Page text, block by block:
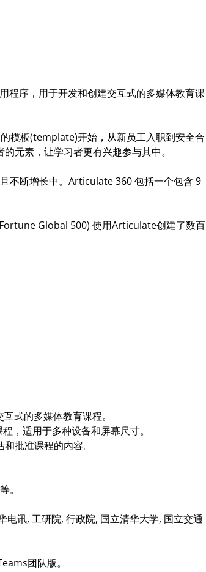
程序，用于开发和创建交互式的多媒体教育课
模板(template)开始，从新员工入职到安全合
元素，让学习者更有兴趣参与其中。
不断增长中。Articulate 360 包括一个包含 9
Global 500) 使用Articulate创建了数百
式的多媒体教育课程。
，适用于多种设备和屏幕尺寸。
批准课程的内容。
。
讯, 工研院, 行政院, 国立清华大学, 国立交通
团队版。